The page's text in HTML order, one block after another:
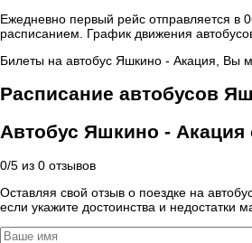
Ежедневно первый рейс отправляется в
расписанием. График движения
Билеты на автобус Яшкино - Акация, Вы
Расписание автобусов
Автобус Яшкино - Акация
0/5 из 0 отзывов
Оставляя свой отзыв о поездке на
если укажите достоинства и недостатки